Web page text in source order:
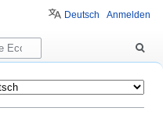
Deutsch Anmelden